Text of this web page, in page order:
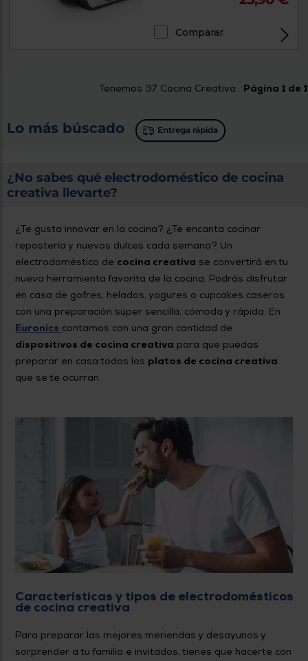
Comparar
Tenemos 37 Cocina Creativa . Página 1 de 1
Lo más búscado Entrega rápida
¿No sabes qué electrodoméstico de cocina
creativa llevarte?
¿Te gusta innovar en la cocina? ¿Te encanta cocinar
repostería y nuevos dulces cada semana? Un
electrodoméstico de cocina creativa se convertirá en tu
nueva herramienta favorita de la cocina. Podrás disfrutar
en casa de gofres, helados, yogures o cupcakes caseros
con una preparación súper sencilla, cómoda y rápida. En
Euronics contamos con una gran cantidad de
dispositivos de cocina creativa para que puedas
preparar en casa todos los platos de cocina creativa
que se te ocurran.
Características y tipos de electrodomésticos
de cocina creativa
Para preparar las mejores meriendas y desayunos y
sorprender a tu familia e invitados, tienes que hacerte con